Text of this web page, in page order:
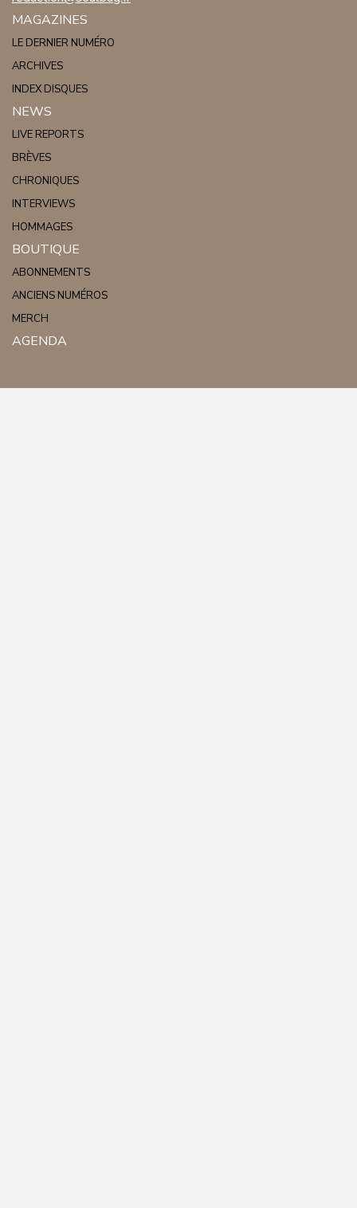
MAGAZINES
LE DERNIER NUMÉRO
ARCHIVES
INDEX DISQUES
NEWS
LIVE REPORTS
BRÈVES
CHRONIQUES
INTERVIEWS
HOMMAGES
BOUTIQUE
ABONNEMENTS
ANCIENS NUMÉROS
MERCH
AGENDA